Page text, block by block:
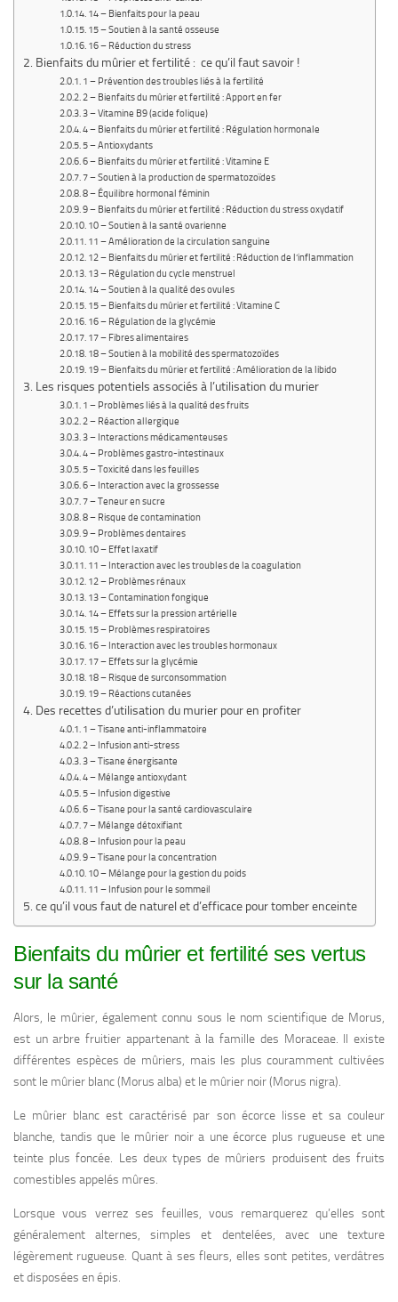
14 – Bienfaits pour la peau
15 – Soutien à la santé osseuse
16 – Réduction du stress
Bienfaits du mûrier et fertilité : ce qu’il faut savoir !
1 – Prévention des troubles liés à la fertilité
2 – Bienfaits du mûrier et fertilité : Apport en fer
3 – Vitamine B9 (acide folique)
4 – Bienfaits du mûrier et fertilité : Régulation hormonale
5 – Antioxydants
6 – Bienfaits du mûrier et fertilité : Vitamine E
7 – Soutien à la production de spermatozoïdes
8 – Équilibre hormonal féminin
9 – Bienfaits du mûrier et fertilité : Réduction du stress oxydatif
10 – Soutien à la santé ovarienne
11 – Amélioration de la circulation sanguine
12 – Bienfaits du mûrier et fertilité : Réduction de l’inflammation
13 – Régulation du cycle menstruel
14 – Soutien à la qualité des ovules
15 – Bienfaits du mûrier et fertilité : Vitamine C
16 – Régulation de la glycémie
17 – Fibres alimentaires
18 – Soutien à la mobilité des spermatozoïdes
19 – Bienfaits du mûrier et fertilité : Amélioration de la libido
Les risques potentiels associés à l’utilisation du murier
1 – Problèmes liés à la qualité des fruits
2 – Réaction allergique
3 – Interactions médicamenteuses
4 – Problèmes gastro-intestinaux
5 – Toxicité dans les feuilles
6 – Interaction avec la grossesse
7 – Teneur en sucre
8 – Risque de contamination
9 – Problèmes dentaires
10 – Effet laxatif
11 – Interaction avec les troubles de la coagulation
12 – Problèmes rénaux
13 – Contamination fongique
14 – Effets sur la pression artérielle
15 – Problèmes respiratoires
16 – Interaction avec les troubles hormonaux
17 – Effets sur la glycémie
18 – Risque de surconsommation
19 – Réactions cutanées
Des recettes d’utilisation du murier pour en profiter
1 – Tisane anti-inflammatoire
2 – Infusion anti-stress
3 – Tisane énergisante
4 – Mélange antioxydant
5 – Infusion digestive
6 – Tisane pour la santé cardiovasculaire
7 – Mélange détoxifiant
8 – Infusion pour la peau
9 – Tisane pour la concentration
10 – Mélange pour la gestion du poids
11 – Infusion pour le sommeil
ce qu’il vous faut de naturel et d’efficace pour tomber enceinte
Bienfaits du mûrier et fertilité ses vertus
sur la santé
Alors, le mûrier, également connu sous le nom scientifique de Morus,
est un arbre fruitier appartenant à la famille des Moraceae. Il existe
différentes espèces de mûriers, mais les plus couramment cultivées
sont le mûrier blanc (Morus alba) et le mûrier noir (Morus nigra).
Le mûrier blanc est caractérisé par son écorce lisse et sa couleur
blanche, tandis que le mûrier noir a une écorce plus rugueuse et une
teinte plus foncée. Les deux types de mûriers produisent des fruits
comestibles appelés mûres.
Lorsque vous verrez ses feuilles, vous remarquerez qu’elles sont
généralement alternes, simples et dentelées, avec une texture
légèrement rugueuse. Quant à ses fleurs, elles sont petites, verdâtres
et disposées en épis.